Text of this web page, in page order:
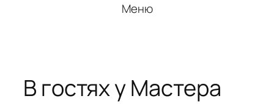
Меню
В гостях у Мастера